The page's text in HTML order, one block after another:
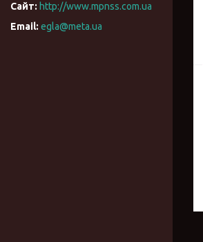
http://www.mpnss.com.ua
egla@meta.ua